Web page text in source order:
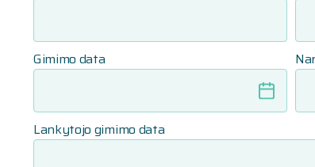
Gimimo data
Lankytojo gimimo data